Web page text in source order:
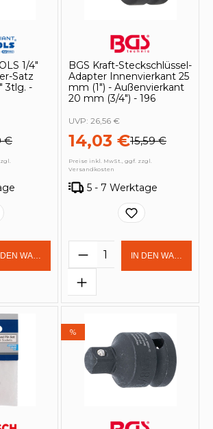
1/4"
Satz
3tlg. -
€
Gib den
DEN WARENKORB
BGS Kraft-Steckschlüssel-
Adapter Innenvierkant 25
mm (1") - Außenvierkant
20 mm (3/4") - 196
14,03 €15,59 €
UVP: 26,56 €
Preise inkl. MwSt., ggf. zzgl.
Versandkosten
5 - 7 Werktage
Produkt Anzahl:
IN DEN
%